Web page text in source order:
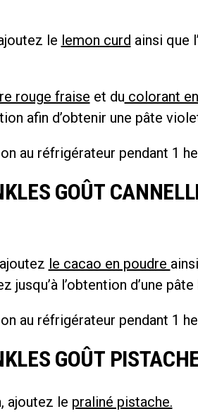
le lemon curd ainsi que l’
rouge fraise et du colorant
afin d’obtenir une pâte
au réfrigérateur pendant 1
GOÛT
le cacao en poudre
jusqu’à l’obtention d’une
au réfrigérateur pendant 1
GOÛT
ajoutez le praliné pistache.